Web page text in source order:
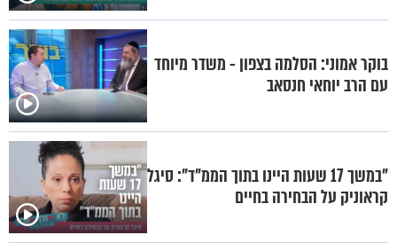
בוקר אמוני: הסלמה בצפון - משדר מיוחד
עם הרב יוחאי חנסאב
"במשך 17 שעות היינו בתוך הממ"ד": סיגל
קראוניק על הבחירה בחיים